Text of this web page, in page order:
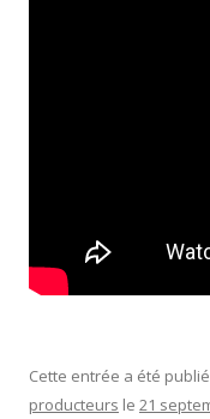
Cette entrée a été
producteurs le 21